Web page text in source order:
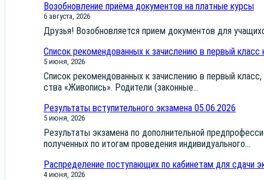
Возобновление приёма документов на платные курсы
6 августа, 2026
Дру­зья! Воз­об­нов­ля­ет­ся при­ем доку­мен­тов для
Список рекомендованных к зачислению в первый
5 июня, 2026
Спи­сок реко­мен­до­ван­ных к зачис­ле­нию в пер­вый
ства «Живо­пись». Роди­те­ли (закон­ные...
Результаты вступительного экзамена 05.06.2026
5 июня, 2026
Резуль­та­ты экза­ме­на по допол­ни­тель­ной
полу­чен­ных по ито­гам про­ве­де­ния инди­ви­ду­аль­но­го...
Распределение поступающих по кабинетам для сдачи
4 июня, 2026